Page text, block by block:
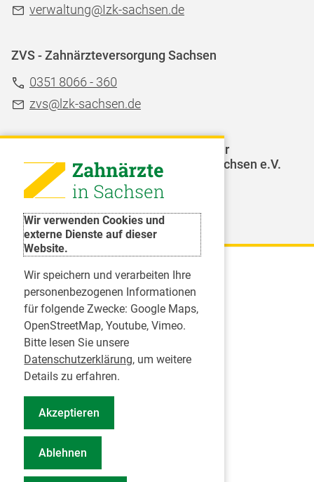
Wir verwenden Cookies und
externe Dienste auf dieser
Website.
Wir speichern und verarbeiten Ihre
personenbezogenen Informationen
für folgende Zwecke: Google Maps,
OpenStreetMap, Youtube, Vimeo.
Bitte lesen Sie unsere
Datenschutzerklärung, um weitere
Details zu erfahren.
Akzeptieren
Ablehnen
verwaltung@Izk-sachsen.de
ZVS - Zahnärzteversorgung Sachsen
0351 8066 - 360
zvs@lzk-sachsen.de
LAGZ - Landesarbeitsgemeinschaft für
Jugendzahnpflege des Freistaates Sachsen e.V.
Karriere
Inserate
Praktikum in einer Zahnarztpraxis
Jobs im Zahnärztehaus
Presse
Pressemitteilungen